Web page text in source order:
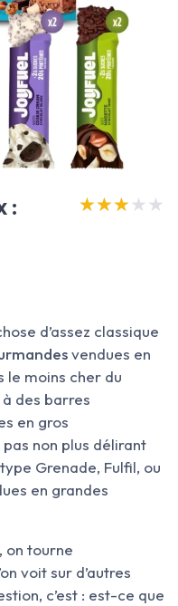
:
★★★★★
★★★★★
d’assez classique
vendues en
le moins cher du
des barres
en gros
non plus délirant
Grenade, Fulfil, ou
en grandes
on tourne
voit sur d’autres
c’est : est-ce que